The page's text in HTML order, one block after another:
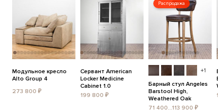
Модульное кресло
Alto Group 4
273 800 ₽
Сервант American
Locker Medicine
Cabinet 1.0
199 800 ₽
Распродажа
+1
Барный стул Angeles
Barstool High,
Weathered Oak
71 400...113 900 ₽